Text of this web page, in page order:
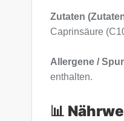
Zutaten
Caprinsäure
Allergene /
enthalten.
📊